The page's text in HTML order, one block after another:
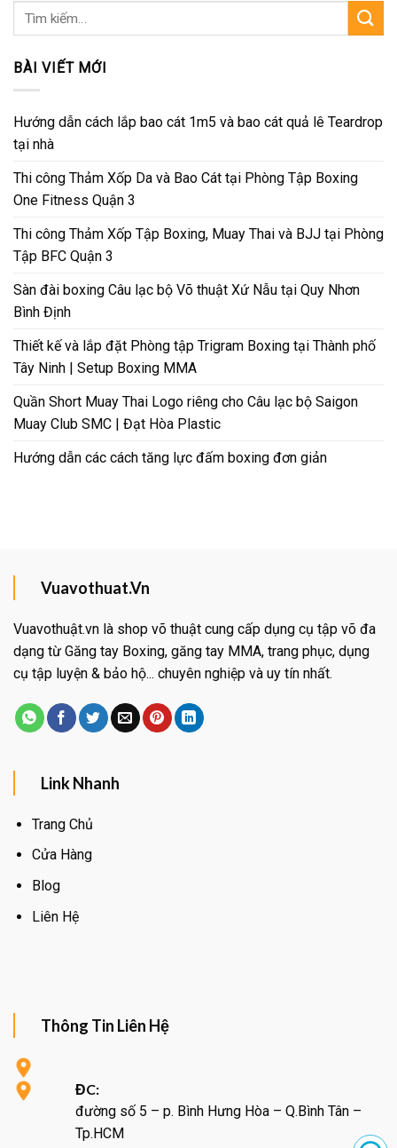
Tìm
BÀI VIẾT MỚI
Hướng dẫn cách lắp bao cát 1m5 và bao cát quả lê Teardrop
tại nhà
Thi công Thảm Xốp Da và Bao Cát tại Phòng Tập Boxing
One Fitness Quận 3
Thi công Thảm Xốp Tập Boxing, Muay Thai và BJJ tại Phòng
Tập BFC Quận 3
Sàn đài boxing Câu lạc bộ Võ thuật Xứ Nẫu tại Quy Nhơn
Bình Định
Thiết kế và lắp đặt Phòng tập Trigram Boxing tại Thành phố
Tây Ninh | Setup Boxing MMA
Quần Short Muay Thai Logo riêng cho Câu lạc bộ Saigon
Muay Club SMC | Đạt Hòa Plastic
Hướng dẫn các cách tăng lực đấm boxing đơn giản
Vuavothuat.Vn
Vuavothuật.vn là shop võ thuật cung cấp dụng cụ tập võ đa
dạng từ Găng tay Boxing, găng tay MMA, trang phục, dụng
cụ tập luyện & bảo hộ... chuyên nghiệp và uy tín nhất.
Link Nhanh
Trang Chủ
Cửa Hàng
Blog
Liên Hệ
Thông Tin Liên Hệ
ĐC:
đường số 5 – p. Bình Hưng Hòa – Q.Bình Tân –
Tp.HCM